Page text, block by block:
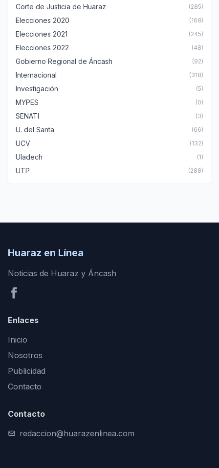
Corte de Justicia de Huaraz (285)
Elecciones 2020 (168)
Elecciones 2021 (245)
Elecciones 2022 (48)
Gobierno Regional de Áncash (92)
Internacional (318)
Investigación (5)
MYPES (0)
SENATI (3)
U. del Santa (66)
UCV (132)
Uladech (1)
UTP (288)
Huaraz en Línea
Noticias de Huaraz y Áncash
Enlaces
Inicio
Nosotros
Publicidad
Contacto
Contacto
redaccion@huarazenlinea.com